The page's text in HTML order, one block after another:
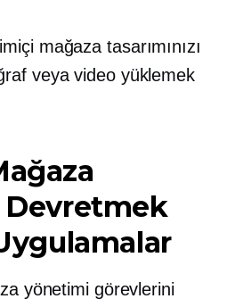
mağaza tasarımınızı
veya video yüklemek
Devretmek
yönetimi görevlerini